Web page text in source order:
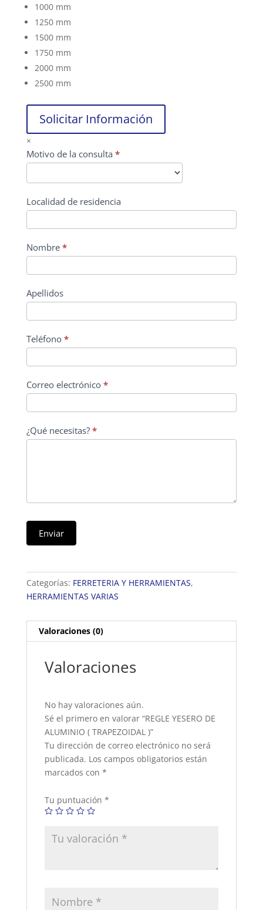
1000 mm
1250 mm
1500 mm
1750 mm
2000 mm
2500 mm
Solicitar Información
×
CONTACTO
PRINCIPAL
Motivo de la consulta *
Localidad de residencia
Nombre *
Apellidos
Teléfono *
Correo electrónico *
¿Qué necesitas? *
Enviar
Categorías: FERRETERIA Y HERRAMIENTAS,
HERRAMIENTAS VARIAS
Valoraciones (0)
Valoraciones
No hay valoraciones aún.
Sé el primero en valorar “REGLE YESERO DE
ALUMINIO ( TRAPEZOIDAL )”
Tu dirección de correo electrónico no será
publicada. Los campos obligatorios están
marcados con *
Tu puntuación *